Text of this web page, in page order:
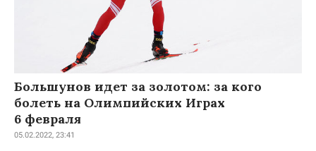
Большунов идет за золотом: за кого
болеть на Олимпийских Играх
6 февраля
05.02.2022, 23:41